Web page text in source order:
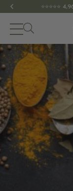
⭐️⭐️⭐️⭐️⭐️
Produkte
About
Gewürze
Tee
Dips & Pestos